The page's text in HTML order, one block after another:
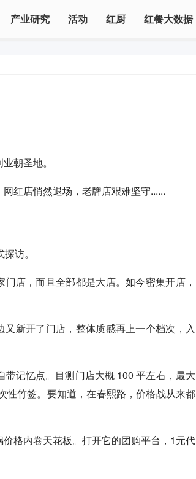
产业研究 活动 红厨 红餐大数据
朝圣地。
红店悄然退场，老牌店艰难坚守......
访。
店，而且全部都是大店。如今密集开店，
新开了门店，整体质感再上一个档次，入
记忆点。目测门店大概 100 平左右，最大
性竹签。要知道，在春熙路，价格战从来都
格内卷天花板。打开它的团购平台，1元代